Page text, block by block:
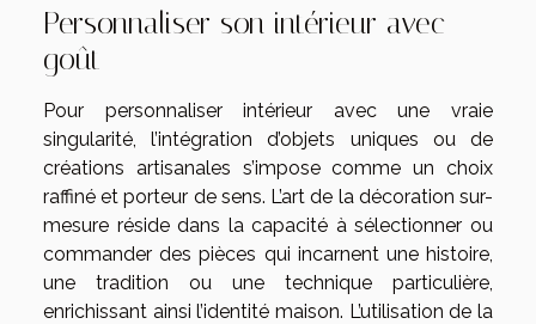
Personnaliser son intérieur avec
goût
Pour personnaliser intérieur avec une vraie
singularité, l’intégration d’objets uniques ou de
créations artisanales s’impose comme un choix
raffiné et porteur de sens. L’art de la décoration sur-
mesure réside dans la capacité à sélectionner ou
commander des pièces qui incarnent une histoire,
une tradition ou une technique particulière,
enrichissant ainsi l’identité maison. L’utilisation de la